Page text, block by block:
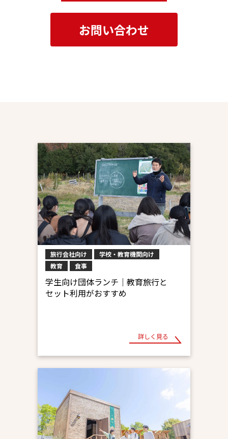
旅行会社向け
学校・教育機関向け
教育
食事
学生向け団体ランチ｜教育旅行と
セット利用がおすすめ
詳しく見る